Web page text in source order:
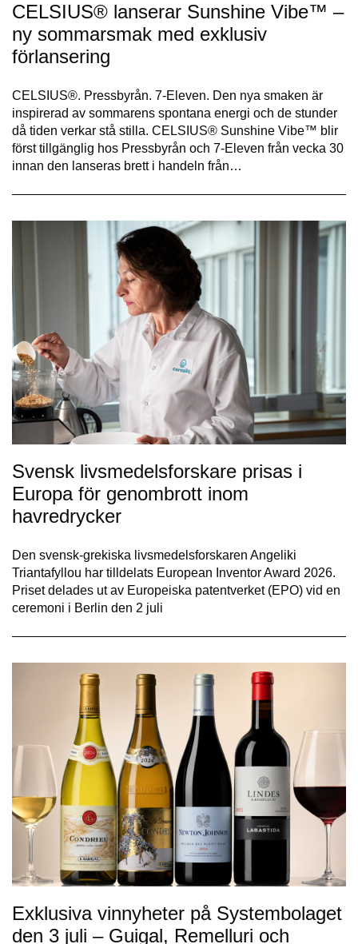
CELSIUS® lanserar Sunshine Vibe™ –
ny sommarsmak med exklusiv
förlansering
CELSIUS®. Pressbyrån. 7-Eleven. Den nya smaken är
inspirerad av sommarens spontana energi och de stunder
då tiden verkar stå stilla. CELSIUS® Sunshine Vibe™ blir
först tillgänglig hos Pressbyrån och 7-Eleven från vecka 30
innan den lanseras brett i handeln från…
Svensk livsmedelsforskare prisas i
Europa för genombrott inom
havredrycker
Den svensk-grekiska livsmedelsforskaren Angeliki
Triantafyllou har tilldelats European Inventor Award 2026.
Priset delades ut av Europeiska patentverket (EPO) vid en
ceremoni i Berlin den 2 juli
Exklusiva vinnyheter på Systembolaget
den 3 juli – Guigal, Remelluri och